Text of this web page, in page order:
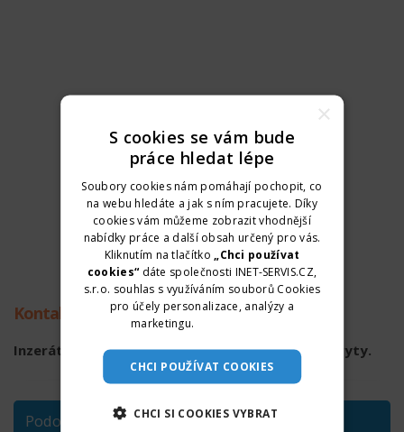
Kontaktní údaje
Inzerát již není aktuální. Kontaktní údaje byly skryty.
Podobné pozice na Novojičínsku
×
S cookies se vám bude
práce hledat lépe
Soubory cookies nám pomáhají pochopit, co
na webu hledáte a jak s ním pracujete. Díky
cookies vám můžeme zobrazit vhodnější
nabídky práce a další obsah určený pro vás.
Kliknutím na tlačítko„Chci používat
cookies“ dáte společnosti INET-SERVIS.CZ,
s.r.o. souhlas s využíváním souborů Cookies
pro účely personalizace, analýzy a
marketingu.
CHCI POUŽÍVAT COOKIES
CHCI SI COOKIES VYBRAT